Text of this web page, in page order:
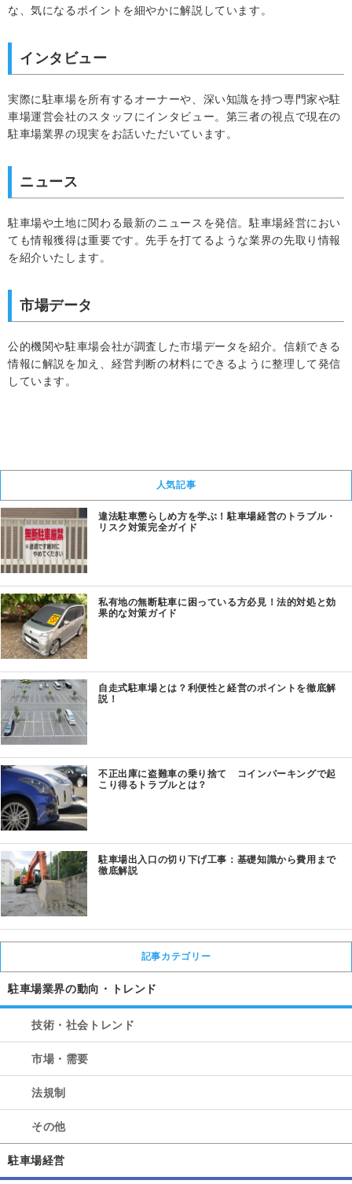
な、気になるポイントを細やかに解説しています。
インタビュー
実際に駐車場を所有するオーナーや、深い知識を持つ専門家や駐
車場運営会社のスタッフにインタビュー。第三者の視点で現在の
駐車場業界の現実をお話いただいています。
ニュース
駐車場や土地に関わる最新のニュースを発信。駐車場経営におい
ても情報獲得は重要です。先手を打てるような業界の先取り情報
を紹介いたします。
市場データ
公的機関や駐車場会社が調査した市場データを紹介。信頼できる
情報に解説を加え、経営判断の材料にできるように整理して発信
しています。
人気記事
違法駐車懲らしめ方を学ぶ！駐車場経営のトラブル・
リスク対策完全ガイド
私有地の無断駐車に困っている方必見！法的対処と効
果的な対策ガイド
自走式駐車場とは？利便性と経営のポイントを徹底解
説！
不正出庫に盗難車の乗り捨て コインパーキングで起
こり得るトラブルとは？
駐車場出入口の切り下げ工事：基礎知識から費用まで
徹底解説
記事カテゴリー
駐車場業界の動向・トレンド
技術・社会トレンド
市場・需要
法規制
その他
駐車場経営